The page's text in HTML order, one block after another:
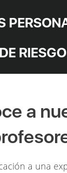
a
a una